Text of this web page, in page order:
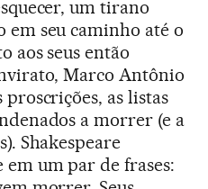
um tirano
seu caminho até o
aos seus então
Marco Antônio
as listas
a morrer (e a
Shakespeare
um par de frases: